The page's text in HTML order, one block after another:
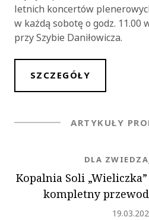
letnich koncertów
w każdą sobotę o godz.
przy Szybie Daniłowicza.
SZCZEGÓŁY
ARTYKUŁY
Kopalnia Soli
kompletny
DLA
Dodano